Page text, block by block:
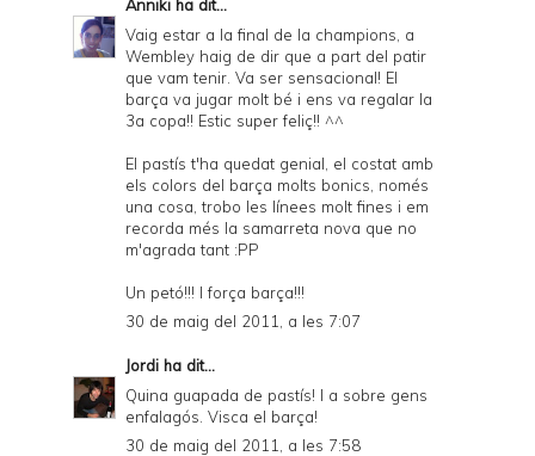
Anniki ha dit...
Vaig estar a la final de la champions, a
Wembley haig de dir que a part del patir
que vam tenir. Va ser sensacional! El
barça va jugar molt bé i ens va regalar la
3a copa!! Estic super feliç!! ^^
El pastís t'ha quedat genial, el costat amb
els colors del barça molts bonics, només
una cosa, trobo les línees molt fines i em
recorda més la samarreta nova que no
m'agrada tant :PP
Un petó!!! I força barça!!!
30 de maig del 2011, a les 7:07
Jordi ha dit...
Quina guapada de pastís! I a sobre gens
enfalagós. Visca el barça!
30 de maig del 2011, a les 7:58